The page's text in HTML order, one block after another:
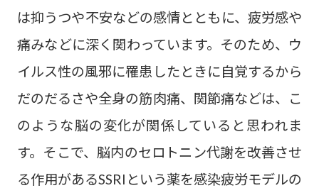
は抑うつや不安などの感情とともに、疲労感や
痛みなどに深く関わっています。そのため、ウ
イルス性の風邪に罹患したときに自覚するから
だのだるさや全身の筋肉痛、関節痛などは、こ
のような脳の変化が関係していると思われま
す。そこで、脳内のセロトニン代謝を改善させ
る作用があるSSRIという薬を感染疲労モデルの